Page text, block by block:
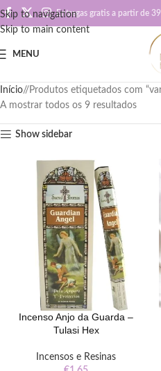
Skip to navigation
Skip to main content
Entregas gratis a partir de
MENU
Início/ Produtos etiquetados com
A mostrar todos os 9 resultados
Show sidebar
Incenso Anjo da Guarda –
Tulasi Hex
Incensos e Resinas